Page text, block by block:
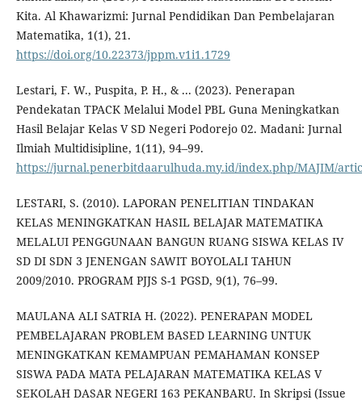
Kita. Al Khawarizmi: Jurnal Pendidikan Dan Pembelajaran
Matematika, 1(1), 21.
https://doi.org/10.22373/jppm.v1i1.1729
Lestari, F. W., Puspita, P. H., & ... (2023). Penerapan
Pendekatan TPACK Melalui Model PBL Guna Meningkatkan
Hasil Belajar Kelas V SD Negeri Podorejo 02. Madani: Jurnal
Ilmiah Multidisipline, 1(11), 94–99.
https://jurnal.penerbitdaarulhuda.my.id/index.php/MAJIM/
LESTARI, S. (2010). LAPORAN PENELITIAN TINDAKAN
KELAS MENINGKATKAN HASIL BELAJAR MATEMATIKA
MELALUI PENGGUNAAN BANGUN RUANG SISWA KELAS IV
SD DI SDN 3 JENENGAN SAWIT BOYOLALI TAHUN
2009/2010. PROGRAM PJJS S-1 PGSD, 9(1), 76–99.
MAULANA ALI SATRIA H. (2022). PENERAPAN MODEL
PEMBELAJARAN PROBLEM BASED LEARNING UNTUK
MENINGKATKAN KEMAMPUAN PEMAHAMAN KONSEP
SISWA PADA MATA PELAJARAN MATEMATIKA KELAS V
SEKOLAH DASAR NEGERI 163 PEKANBARU. In Skripsi (Issue